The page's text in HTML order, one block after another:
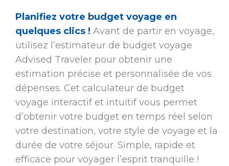
Planifiez votre budget voyage en
quelques clics ! Avant de partir en voyage,
utilisez l’estimateur de budget voyage
Advised Traveler pour obtenir une
estimation précise et personnalisée de vos
dépenses. Cet calculateur de budget
voyage interactif et intuitif vous permet
d’obtenir votre budget en temps réel selon
votre destination, votre style de voyage et la
durée de votre séjour. Simple, rapide et
efficace pour voyager l’esprit tranquille !